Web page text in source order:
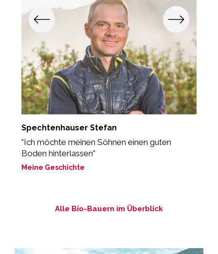
Spechtenhauser Stefan
"Ich möchte meinen Söhnen einen guten
Boden hinterlassen"
Meine Geschichte
Alle Bio-Bauern im Überblick